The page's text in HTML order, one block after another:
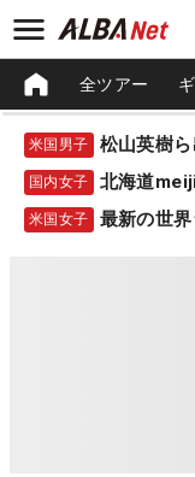
全ツアー
米国男子
国内女子 北海道
米国女子 最新の世